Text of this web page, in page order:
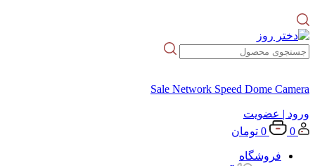
Sale Network Speed Dome Camera
ورود | عضویت
0
0 تومان
فروشگاه